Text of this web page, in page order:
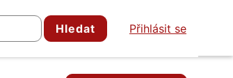
Hledat Přihlásit se